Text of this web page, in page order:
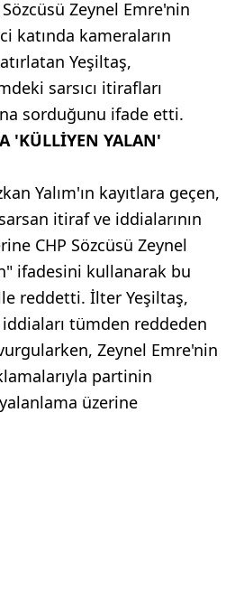
Zeynel Emre'nin
katında kameraların
Yeşiltaş,
sarsıcı itirafları
sorduğunu ifade etti.
'KÜLLİYEN YALAN'
Yalım'ın kayıtlara geçen,
itiraf ve iddialarının
CHP Sözcüsü Zeynel
ifadesini kullanarak bu
reddetti. İlter Yeşiltaş,
tümden reddeden
vurgularken, Zeynel Emre'nin
partinin
üzerine